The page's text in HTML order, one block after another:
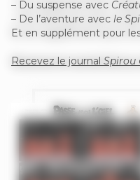
– Du suspense avec
– De l’aventure avec le
Et en supplément pour
Recevez le journal Spirou